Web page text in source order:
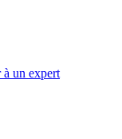
à un expert